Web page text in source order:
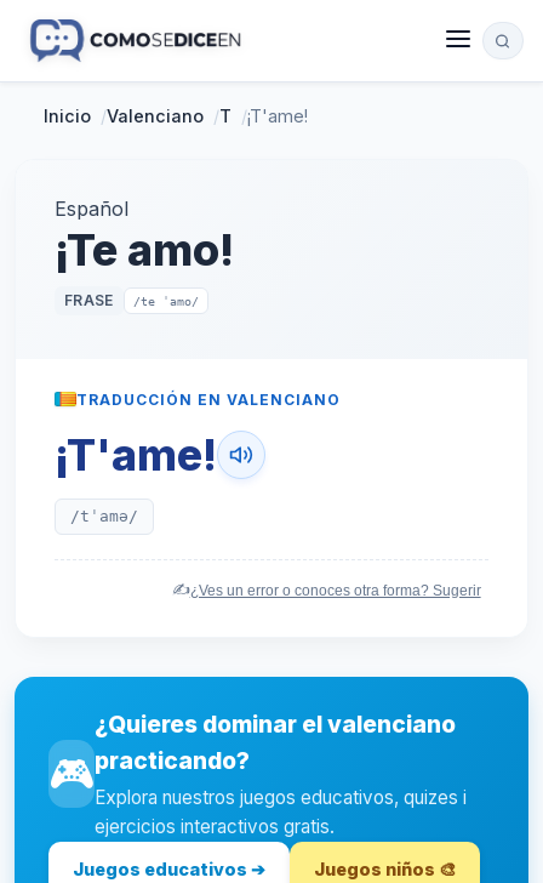
Inicio /Valenciano /T /¡T'ame!
Español
¡Te amo!
FRASE /te ˈamo/
TRADUCCIÓN EN VALENCIANO
¡T'ame!
/tˈamə/
✍️¿Ves un error o conoces otra forma? Sugerir
🎮
¿Quieres dominar el valenciano
practicando?
Explora nuestros juegos educativos, quizes i
ejercicios interactivos gratis.
Juegos educativos ➔ Juegos niños 🎨